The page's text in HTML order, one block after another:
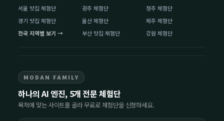
서울 맛집 체험단
경기 맛집 체험단
전국 지역별 보기 →
광주 체험단
울산 체험단
부산 맛집 체험단
청주 체험단
제주 체험단
강원 체험단
MODAN FAMILY
하나의 AI 엔진, 5개 전문 체험단
목적에 맞는 사이트를 골라 무료로 체험단을 신청하세요.